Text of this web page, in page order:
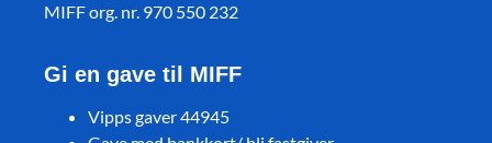
MIFF org. nr. 970 550 232
Gi en gave til MIFF
Vipps gaver 44945